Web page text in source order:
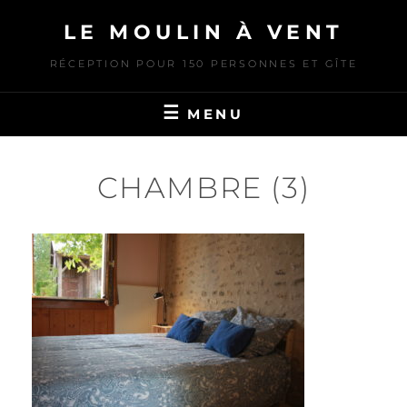
content
LE MOULIN À VENT
RÉCEPTION POUR 150 PERSONNES ET GÎTE
MENU
CHAMBRE (3)